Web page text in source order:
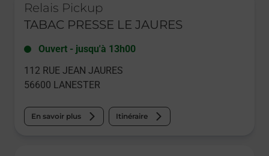
Relais Pickup
TABAC PRESSE LE JAURES
Ouvert - jusqu'à 13h00
112 RUE JEAN JAURES
56600 LANESTER
En savoir plus Itinéraire